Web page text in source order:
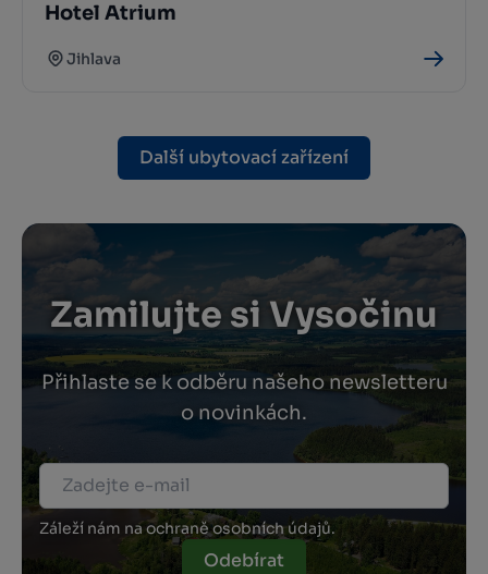
Hotel Atrium
Jihlava
Další ubytovací zařízení
Zamilujte si Vysočinu
Přihlaste se k odběru našeho newsletteru
o novinkách.
Záleží nám na ochraně osobních údajů.
Odebírat